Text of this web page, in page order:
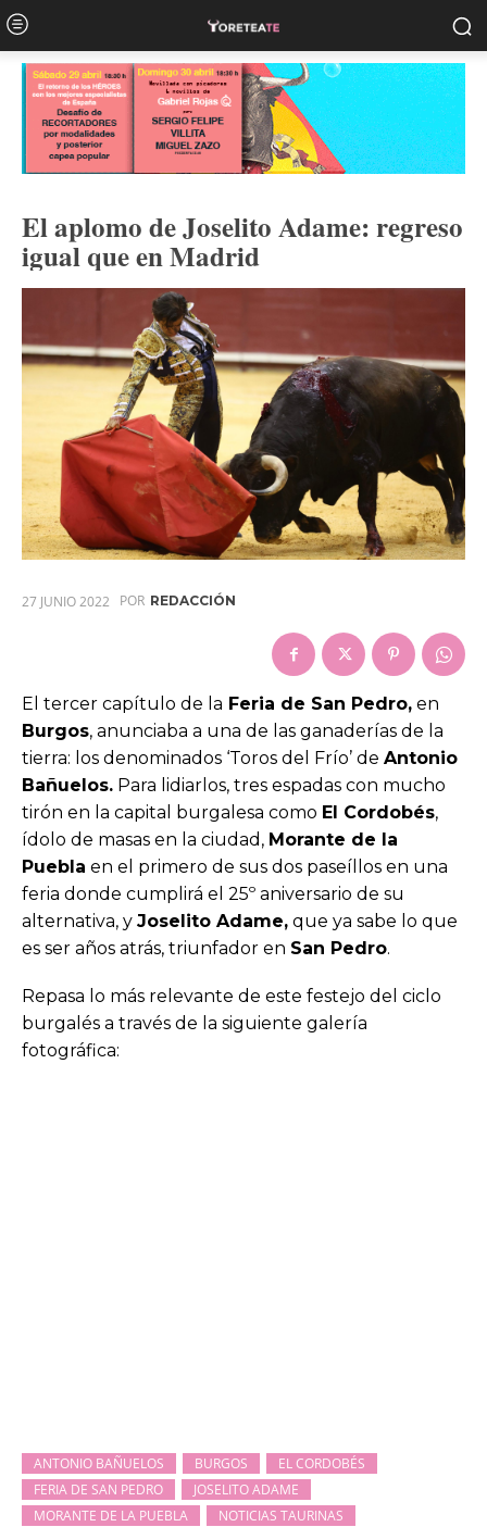
El aplomo de Joselito Adame: regreso
igual que en Madrid
27 JUNIO 2022 POR REDACCIÓN
El tercer capítulo de la Feria de San Pedro, en
Burgos, anunciaba a una de las ganaderías de la
tierra: los denominados ‘Toros del Frío’ de Antonio
Bañuelos. Para lidiarlos, tres espadas con mucho
tirón en la capital burgalesa como El Cordobés,
ídolo de masas en la ciudad, Morante de la
Puebla en el primero de sus dos paseíllos en una
feria donde cumplirá el 25º aniversario de su
alternativa, y Joselito Adame, que ya sabe lo que
es ser años atrás, triunfador en San Pedro.
Repasa lo más relevante de este festejo del ciclo
burgalés a través de la siguiente galería
fotográfica:
ANTONIO BAÑUELOS BURGOS
EL CORDOBÉS
FERIA DE SAN PEDRO
JOSELITO ADAME
MORANTE DE LA PUEBLA
NOTICIAS TAURINAS